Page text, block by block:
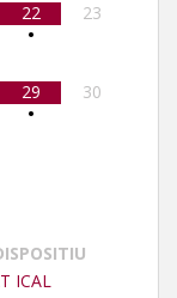
22
•
23
29
•
30
ICAL